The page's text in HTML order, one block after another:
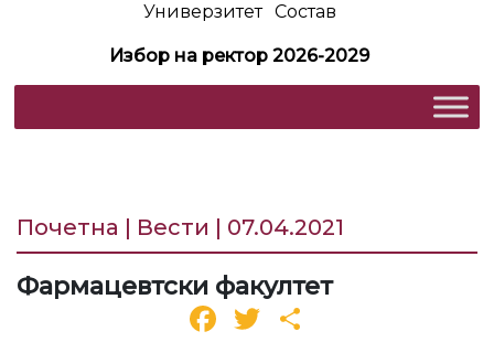
Универзитет Состав
Избор на ректор 2026-2029
Почетна | Вести | 07.04.2021
Фармацевтски факултет
Facebook
Twitter